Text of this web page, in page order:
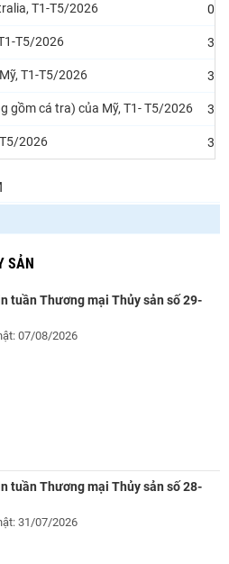
T1-T5/2026 07/
T5/2026 31/
T1-T5/2026 31/
gồm cá tra) của Mỹ, T1- T5/2026 31/
2026 31/
SẢN
tuần Thương mại Thủy sản số 29-
07/08/2026
tuần Thương mại Thủy sản số 28-
31/07/2026